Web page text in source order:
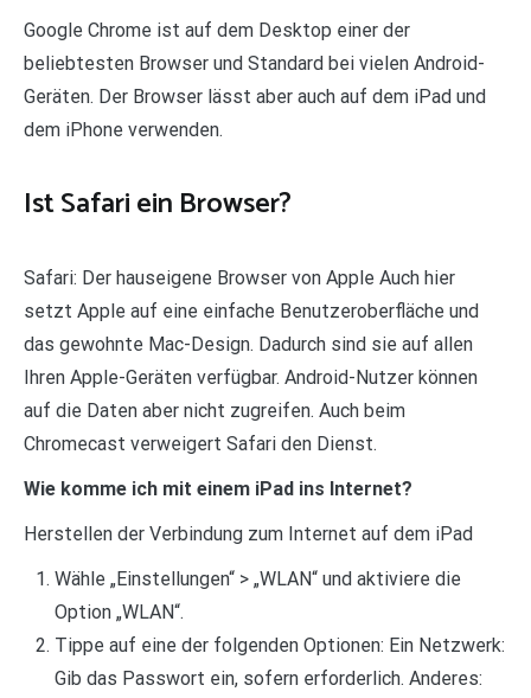
Google Chrome ist auf dem Desktop einer der
beliebtesten Browser und Standard bei vielen Android-
Geräten. Der Browser lässt aber auch auf dem iPad und
dem iPhone verwenden.
Ist Safari ein Browser?
Safari: Der hauseigene Browser von Apple Auch hier
setzt Apple auf eine einfache Benutzeroberfläche und
das gewohnte Mac-Design. Dadurch sind sie auf allen
Ihren Apple-Geräten verfügbar. Android-Nutzer können
auf die Daten aber nicht zugreifen. Auch beim
Chromecast verweigert Safari den Dienst.
Wie komme ich mit einem iPad ins Internet?
Herstellen der Verbindung zum Internet auf dem iPad
Wähle „Einstellungen“ > „WLAN“ und aktiviere die
Option „WLAN“.
Tippe auf eine der folgenden Optionen: Ein Netzwerk:
Gib das Passwort ein, sofern erforderlich. Anderes: